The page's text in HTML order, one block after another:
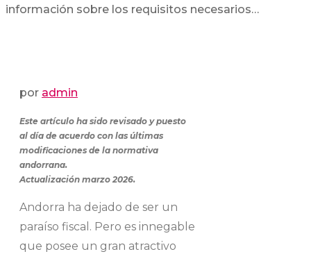
información sobre los requisitos necesarios…
por admin
Este artículo ha sido revisado y puesto
al día de acuerdo con las últimas
modificaciones de la normativa
andorrana.
Actualización marzo 2026.
Andorra ha dejado de ser un
paraíso fiscal. Pero es innegable
que posee un gran atractivo